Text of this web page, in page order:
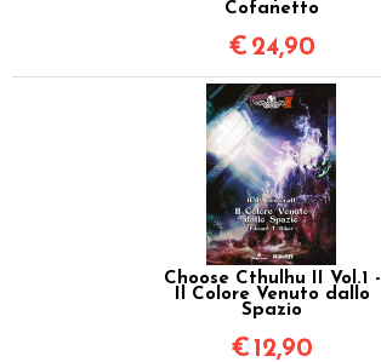
Cofanetto
€ 24,90
Choose Cthulhu II Vol.1 -
Il Colore Venuto dallo
Spazio
€ 12,90